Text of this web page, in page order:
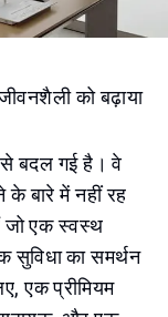
को बढ़ाया
से बदल गई है। वे
बारे में नहीं रह
एक स्वस्थ
सुविधा का समर्थन
एक प्रीमियम